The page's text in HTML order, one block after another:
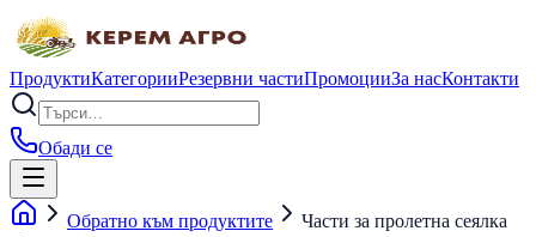
ПродуктиКатегорииРезервни частиПромоцииЗа насКонтакти
Обади се
Обратно към продуктите
Части за пролетна сеялка